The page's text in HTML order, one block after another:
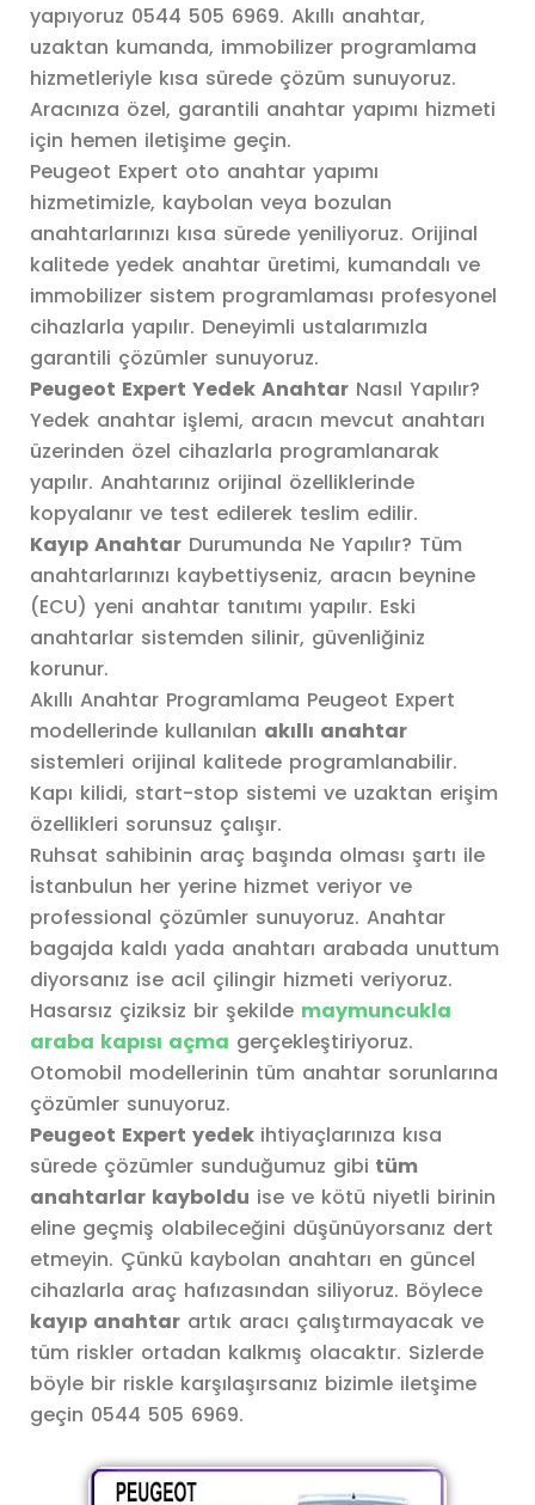
yapıyoruz 0544 505 6969. Akıllı anahtar,
uzaktan kumanda, immobilizer programlama
hizmetleriyle kısa sürede çözüm sunuyoruz.
Aracınıza özel, garantili anahtar yapımı hizmeti
için hemen iletişime geçin.
Peugeot Expert oto anahtar yapımı
hizmetimizle, kaybolan veya bozulan
anahtarlarınızı kısa sürede yeniliyoruz. Orijinal
kalitede yedek anahtar üretimi, kumandalı ve
immobilizer sistem programlaması profesyonel
cihazlarla yapılır. Deneyimli ustalarımızla
garantili çözümler sunuyoruz.
Peugeot Expert Yedek Anahtar Nasıl Yapılır?
Yedek anahtar işlemi, aracın mevcut anahtarı
üzerinden özel cihazlarla programlanarak
yapılır. Anahtarınız orijinal özelliklerinde
kopyalanır ve test edilerek teslim edilir.
Kayıp Anahtar Durumunda Ne Yapılır? Tüm
anahtarlarınızı kaybettiyseniz, aracın beynine
(ECU) yeni anahtar tanıtımı yapılır. Eski
anahtarlar sistemden silinir, güvenliğiniz
korunur.
Akıllı Anahtar Programlama Peugeot Expert
modellerinde kullanılan akıllı anahtar
sistemleri orijinal kalitede programlanabilir.
Kapı kilidi, start-stop sistemi ve uzaktan erişim
özellikleri sorunsuz çalışır.
Ruhsat sahibinin araç başında olması şartı ile
İstanbulun her yerine hizmet veriyor ve
professional çözümler sunuyoruz. Anahtar
bagajda kaldı yada anahtarı arabada unuttum
diyorsanız ise acil çilingir hizmeti veriyoruz.
Hasarsız çiziksiz bir şekilde maymuncukla
araba kapısı açma gerçekleştiriyoruz.
Otomobil modellerinin tüm anahtar sorunlarına
çözümler sunuyoruz.
Peugeot Expert yedek ihtiyaçlarınıza kısa
sürede çözümler sunduğumuz gibi tüm
anahtarlar kayboldu ise ve kötü niyetli birinin
eline geçmiş olabileceğini düşünüyorsanız dert
etmeyin. Çünkü kaybolan anahtarı en güncel
cihazlarla araç hafızasından siliyoruz. Böylece
kayıp anahtar artık aracı çalıştırmayacak ve
tüm riskler ortadan kalkmış olacaktır. Sizlerde
böyle bir riskle karşılaşırsanız bizimle iletşime
geçin 0544 505 6969.